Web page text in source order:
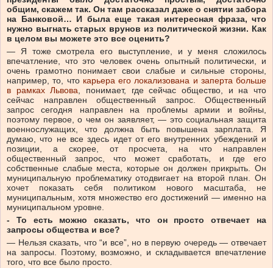
общим, скажем так. Он там рассказал даже о снятии забора
на Банковой… И была еще такая интересная фраза, что
нужно выгнать старых врунов из политической жизни. Как
в целом вы можете это все оценить?
— Я тоже смотрела его выступление, и у меня сложилось
впечатление, что это человек очень опытный политически, и
очень грамотно понимает свои слабые и сильные стороны,
например, то, что карьера его локализована и заперта больше
в рамках Львова, понимает, где сейчас общество, и на что
сейчас направлен общественный запрос. Общественный
запрос сегодня направлен на проблемы армии и войны,
поэтому первое, о чем он заявляет, — это социальная защита
военнослужащих, что должна быть повышена зарплата. Я
думаю, что не все здесь идет от его внутренних убеждений и
позиции, а скорее, от просчета, на что направлен
общественный запрос, что может сработать, и где его
собственные слабые места, которые он должен прикрыть. Он
муниципальную проблематику отодвигает на второй план. Он
хочет показать себя политиком нового масштаба, не
муниципальным, хотя множество его достижений — именно на
муниципальном уровне.
- То есть можно сказать, что он просто отвечает на
запросы общества и все?
— Нельзя сказать, что “и все”, но в первую очередь — отвечает
на запросы. Поэтому, возможно, и складывается впечатление
того, что все было просто.